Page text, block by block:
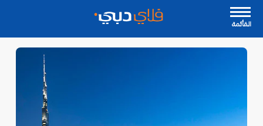
القأئمة